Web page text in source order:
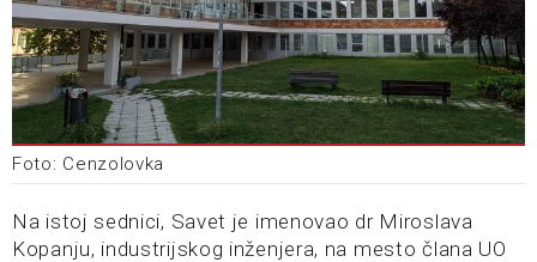
Foto: Cenzolovka
Na istoj sednici, Savet je imenovao dr Miroslava
Kopanju, industrijskog inženjera, na mesto člana UO